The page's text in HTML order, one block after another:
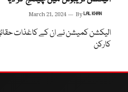
March 21, 2024 ByLAL KHAN
الیکشن کمیشن نے ان کے کاغذات
کارکن